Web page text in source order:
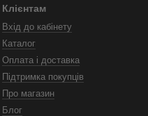
Клієнтам
Вхід до кабінету
Каталог
Оплата і доставка
Підтримка покупців
Про магазин
Блог